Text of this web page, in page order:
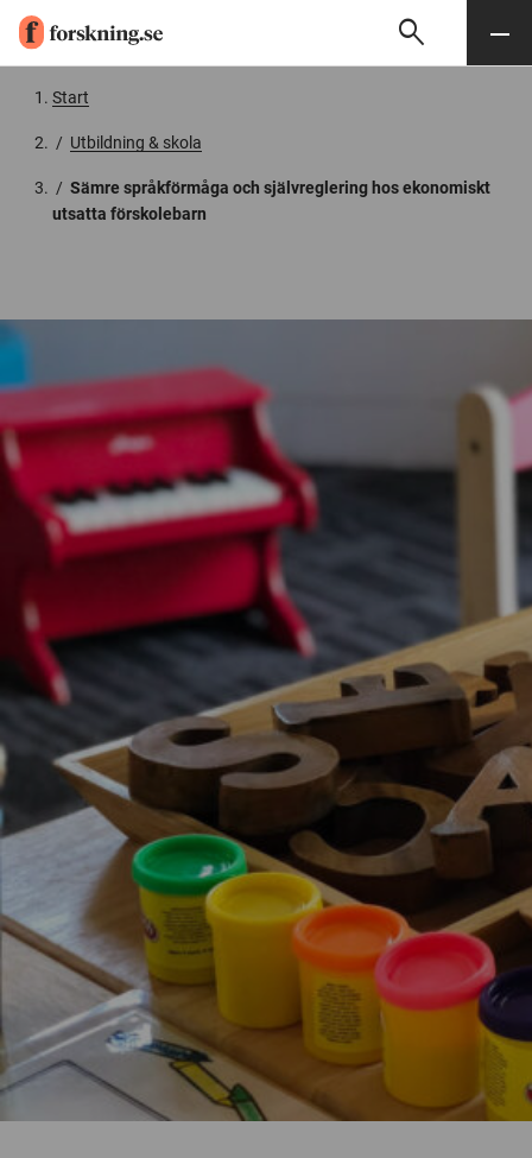
Söksearch Meny
Start
/ Utbildning & skola
/ Sämre språkförmåga och självreglering hos ekonomiskt
utsatta förskolebarn